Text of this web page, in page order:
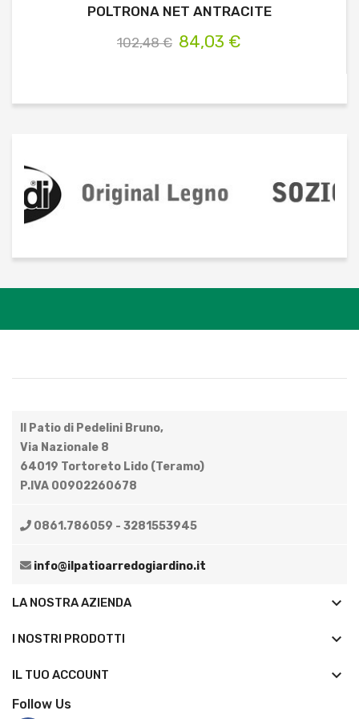
POLTRONA NET ANTRACITE
102,48 € 84,03 €
Il Patio di Pedelini Bruno,
Via Nazionale 8
64019 Tortoreto Lido (Teramo)
P.IVA 00902260678
0861.786059 - 3281553945
info@ilpatioarredogiardino.it
LA NOSTRA AZIENDA keyboard_arrow_down
I NOSTRI PRODOTTI keyboard_arrow_down
IL TUO ACCOUNT 
Follow Us